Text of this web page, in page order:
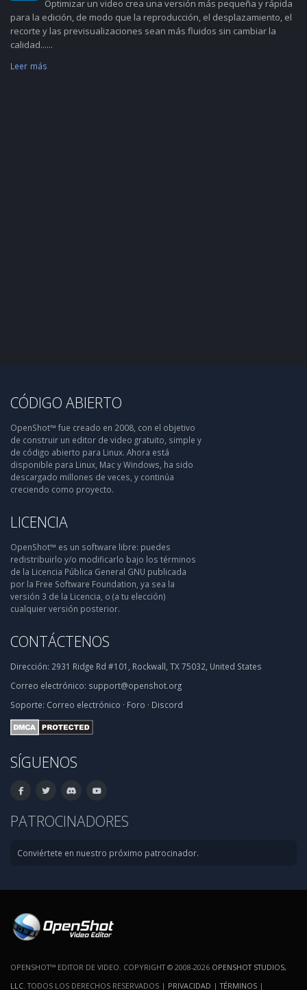
Optimizar un video crea una versión más pequeña y rápida
para la edición, de modo que la reproducción, el desplazamiento, el
recorte y las previsualizaciones sean más fluidos sin cambiar la
calidad......
Leer más
CÓDIGO ABIERTO
OpenShot™ fue creado en 2008, con el objetivo
de construir un editor de video gratuito, simple y
de código abierto para Linux. Ahora está
disponible para Linux, Mac y Windows, ha sido
descargado millones de veces, y continúa
creciendo como proyecto.
LICENCIA
OpenShot™ es un software libre: puedes
redistribuirlo y/o modificarlo bajo los términos
de la Licencia Pública General GNU publicada
por la Free Software Foundation, ya sea la
versión 3 de la Licencia, o (a tu elección)
cualquier versión posterior.
CONTÁCTENOS
Dirección: 2931 Ridge Rd #101, Rockwall, TX 75032, United States
Correo electrónico: support@openshot.org
Soporte: Correo electrónico · Foro · Discord
SÍGUENOS
PATROCINADORES
Conviértete en nuestro próximo patrocinador.
OPENSHOT™ EDITOR DE VIDEO. COPYRIGHT © 2008-2026 OPENSHOT STUDIOS,
LLC . TODOS LOS DERECHOS RESERVADOS | PRIVACIDAD |TÉRMINOS |